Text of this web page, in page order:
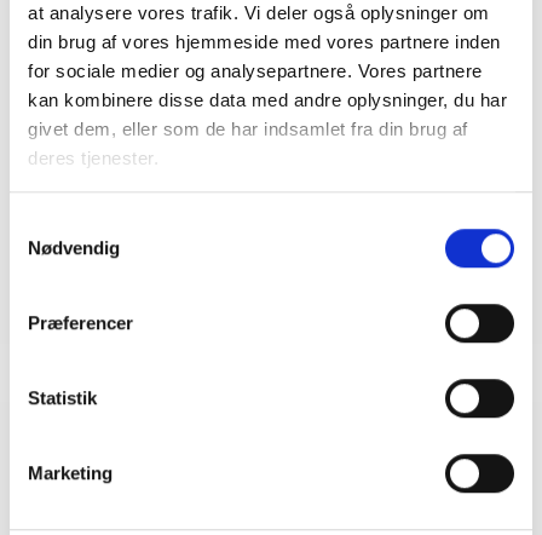
at analysere vores trafik. Vi deler også oplysninger om
din brug af vores hjemmeside med vores partnere inden
for sociale medier og analysepartnere. Vores partnere
kan kombinere disse data med andre oplysninger, du har
givet dem, eller som de har indsamlet fra din brug af
deres tjenester.
Nødvendig
Præferencer
Statistik
Marketing
Kontakt
Bent Madsen
Adm. direktør
Viden
BL INFORMERER